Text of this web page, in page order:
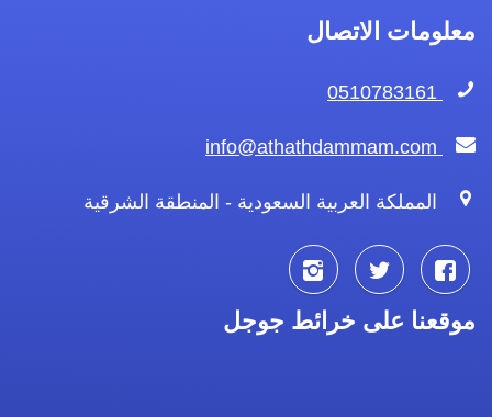
معلومات الاتصال
المملكة العربية السعودية - المنطقة الشرقية
تابعنا
على
تابعنا
على
تابعنا
على
موقعنا على خرائط جوجل